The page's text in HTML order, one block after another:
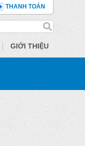
THANH TOÁN
GIỚI THIỆU